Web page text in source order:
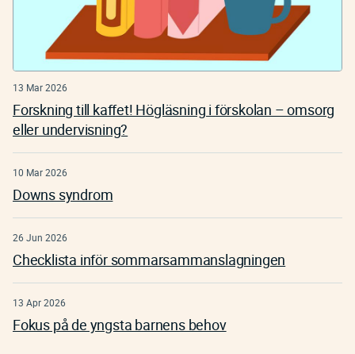
13 Mar 2026
Forskning till kaffet! Högläsning i förskolan – omsorg
eller undervisning?
10 Mar 2026
Downs syndrom
26 Jun 2026
Checklista inför sommarsammanslagningen
13 Apr 2026
Fokus på de yngsta barnens behov